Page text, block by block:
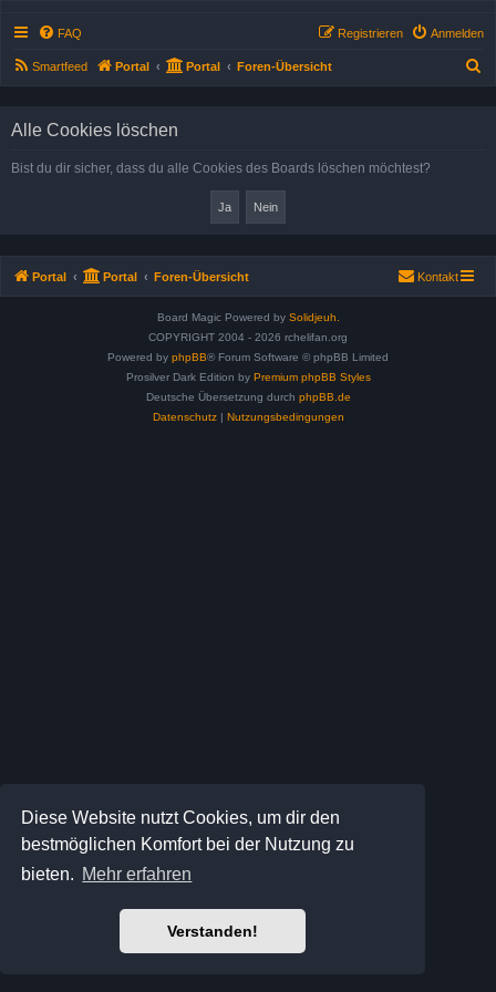
Diese Website nutzt Cookies, um dir den
bestmöglichen Komfort bei der Nutzung zu
bieten. Mehr erfahren
Verstanden!
FAQ Anmelden
Registrieren
Smartfeed Portal Portal Foren-Übersicht
Alle Cookies löschen
Bist du dir sicher, dass du alle Cookies des Boards löschen möchtest?
Portal Portal Foren-Übersicht Kontakt
Board Magic Powered by Solidjeuh.
COPYRIGHT 2004 - 2026 rchelifan.org
Powered by phpBB® Forum Software © phpBB Limited
Prosilver Dark Edition by Premium phpBB Styles
Deutsche Übersetzung durch phpBB.de
Datenschutz| Nutzungsbedingungen